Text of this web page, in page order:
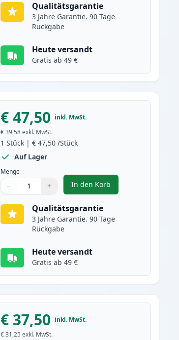
Qualitätsgarantie
3 Jahre Garantie. 90 Tage
Rückgabe
Heute versandt
Gratis ab 49 €
€ 47,50 inkl. MwSt.
€ 39,58 exkl. MwSt.
1 Stück |€ 47,50 /Stück
Auf Lager
Menge
Menge
Verwenden Sie die Tasten, um anzupassen
− +
Menge 1
In den Korb
, Brother TN2000 schwarz
Qualitätsgarantie
3 Jahre Garantie. 90 Tage
Rückgabe
Heute versandt
Gratis ab 49 €
€ 37,50 inkl. MwSt.
€ 31,25 exkl. MwSt.